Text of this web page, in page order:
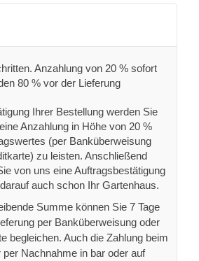
Anzahlung von 20 % sofort
80 % vor der Lieferung
Ihrer Bestellung werden Sie
Anzahlung in Höhe von 20 %
(per Banküberweisung
zu leisten. Anschließend
von uns eine Auftragsbestätigung
auch schon Ihr Gartenhaus.
Summe können Sie 7 Tage
per Banküberweisung oder
begleichen. Auch die Zahlung beim
per Nachnahme in bar oder auf